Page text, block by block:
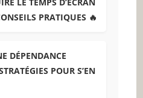
PRATIQUES 🔥
DÉPENDANCE
POUR S’EN